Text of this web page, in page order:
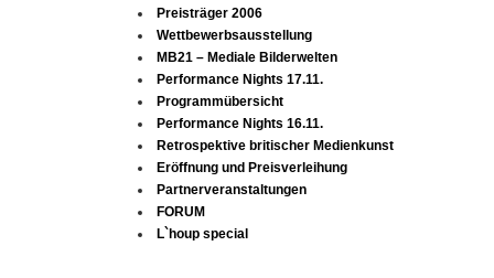
Preisträger 2006
Wettbewerbsausstellung
MB21 – Mediale Bilderwelten
Performance Nights 17.11.
Programmübersicht
Performance Nights 16.11.
Retrospektive britischer Medienkunst
Eröffnung und Preisverleihung
Partnerveranstaltungen
FORUM
L`houp special